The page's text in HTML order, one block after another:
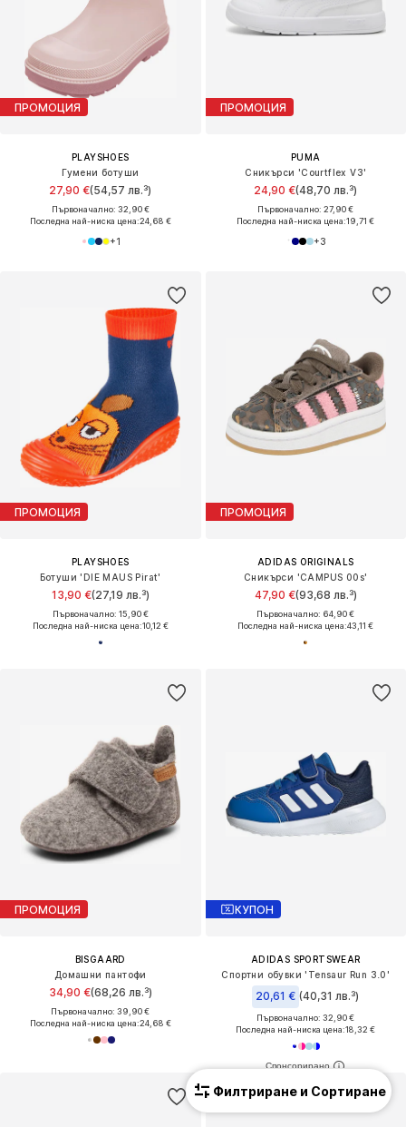
ПРОМОЦИЯ
PLAYSHOES
Гумени ботуши
27,90 €(54,57 лв.³)
Първоначално: 32,90 €
Последна най-ниска цена:24,68 €
+1
ПРОМОЦИЯ
PUMA
Сникърси 'Courtflex V3'
24,90 €(48,70 лв.³)
Първоначално: 27,90 €
Последна най-ниска цена:19,71 €
+3
ПРОМОЦИЯ
PLAYSHOES
Ботуши 'DIE MAUS Pirat'
13,90 €(27,19 лв.³)
Първоначално: 15,90 €
Последна най-ниска цена:10,12 €
ПРОМОЦИЯ
ADIDAS ORIGINALS
Сникърси 'CAMPUS 00s'
47,90 €(93,68 лв.³)
Първоначално: 64,90 €
Последна най-ниска цена:43,11 €
ПРОМОЦИЯ
BISGAARD
Домашни пантофи
34,90 €(68,26 лв.³)
Първоначално: 39,90 €
Последна най-ниска цена:24,68 €
КУПОН
ADIDAS SPORTSWEAR
Спортни обувки 'Tensaur Run 3.0'
20,61 € (40,31 лв.³)
Първоначално: 32,90 €
Последна най-ниска цена:18,32 €
Филтриране и Сортиране